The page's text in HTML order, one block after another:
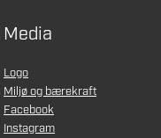
Media
Logo
Miljø og bærekraft
Facebook
Instagram